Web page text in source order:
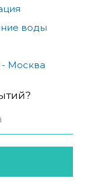
воды
Москва